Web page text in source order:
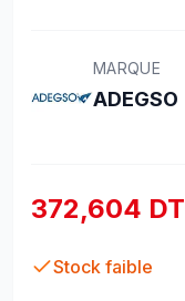
MARQUE
ADEGSO
372,604 DT
Stock faible